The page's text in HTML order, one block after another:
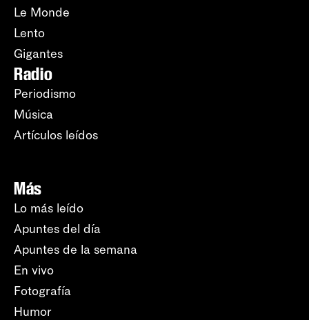
Le Monde
Lento
Gigantes
Radio
Periodismo
Música
Artículos leídos
Más
Lo más leído
Apuntes del día
Apuntes de la semana
En vivo
Fotografía
Humor